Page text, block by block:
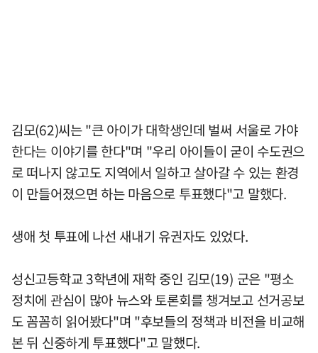
김모(62)씨는 "큰 아이가 대학생인데 벌써 서울로 가야
한다는 이야기를 한다"며 "우리 아이들이 굳이 수도권으
로 떠나지 않고도 지역에서 일하고 살아갈 수 있는 환경
이 만들어졌으면 하는 마음으로 투표했다"고 말했다.
생애 첫 투표에 나선 새내기 유권자도 있었다.
성신고등학교 3학년에 재학 중인 김모(19) 군은 "평소
정치에 관심이 많아 뉴스와 토론회를 챙겨보고 선거공보
도 꼼꼼히 읽어봤다"며 "후보들의 정책과 비전을 비교해
본 뒤 신중하게 투표했다"고 말했다.